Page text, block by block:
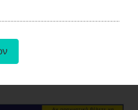
Dimotisnews